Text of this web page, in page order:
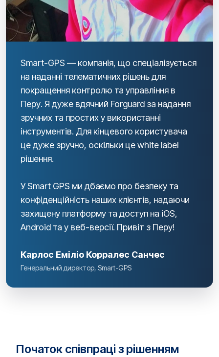
Smart-GPS — компанія, що спеціалізується
на наданні телематичних рішень для
покращення контролю та управління в
Перу. Я дуже вдячний Forguard за надання
зручних та простих у використанні
інструментів. Для кінцевого користувача
це дуже зручно, оскільки це white label
рішення.
У Smart GPS ми дбаємо про безпеку та
конфіденційність наших клієнтів, надаючи
захищену платформу та доступ на iOS,
Android та у веб-версії. Привіт з Перу!
Карлос Еміліо Корралес Санчес
Генеральний директор, Smart-GPS
Початок співпраці з рішенням